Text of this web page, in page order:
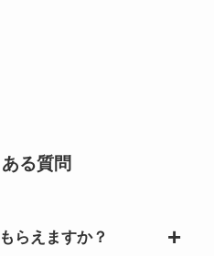
る質問
らえますか？